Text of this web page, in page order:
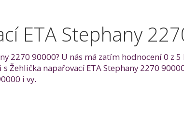
ETA Stephany
2270 90000? U nás má zatím hodnocení 0 z
Žehlička napařovací ETA Stephany 2270
i vy.